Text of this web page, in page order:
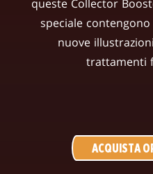
queste Collector
speciale
nuove
trattamenti
ACQUISTA